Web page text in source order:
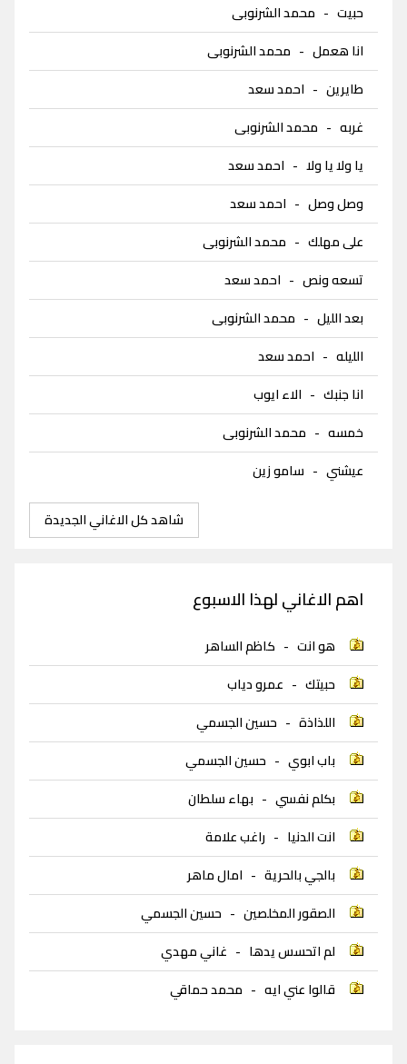
حبيت - محمد الشرنوبى
انا هعمل - محمد الشرنوبى
طايرين - احمد سعد
غربه - محمد الشرنوبى
يا ولا يا ولا - احمد سعد
وصل وصل - احمد سعد
على مهلك - محمد الشرنوبى
تسعه ونص - احمد سعد
بعد الليل - محمد الشرنوبى
الليله - احمد سعد
انا جنبك - الاء ايوب
خمسه - محمد الشرنوبى
عيشني - سامو زين
شاهد كل الاغاني الجديدة
اهم الاغاني لهذا الاسبوع
هو انت - كاظم الساهر
حبيتك - عمرو دياب
اللذاذة - حسين الجسمي
باب ابوي - حسين الجسمي
بكلم نفسي - بهاء سلطان
انت الدنيا - راغب علامة
بالجي بالحرية - امال ماهر
الصقور المخلصين - حسين الجسمي
لم اتحسس يدها - غاني مهدي
قالوا عني ايه - محمد حماقي